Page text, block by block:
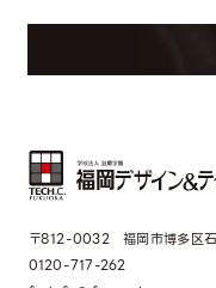
〒812-0032 福岡市博多区
0120-717-262